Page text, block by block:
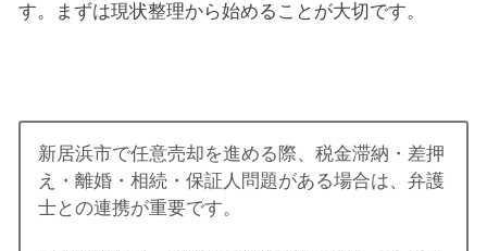
す。まずは現状整理から始めることが大切です。
新居浜市で任意売却を進める際、税金滞納・差押
え・離婚・相続・保証人問題がある場合は、弁護
士との連携が重要です。